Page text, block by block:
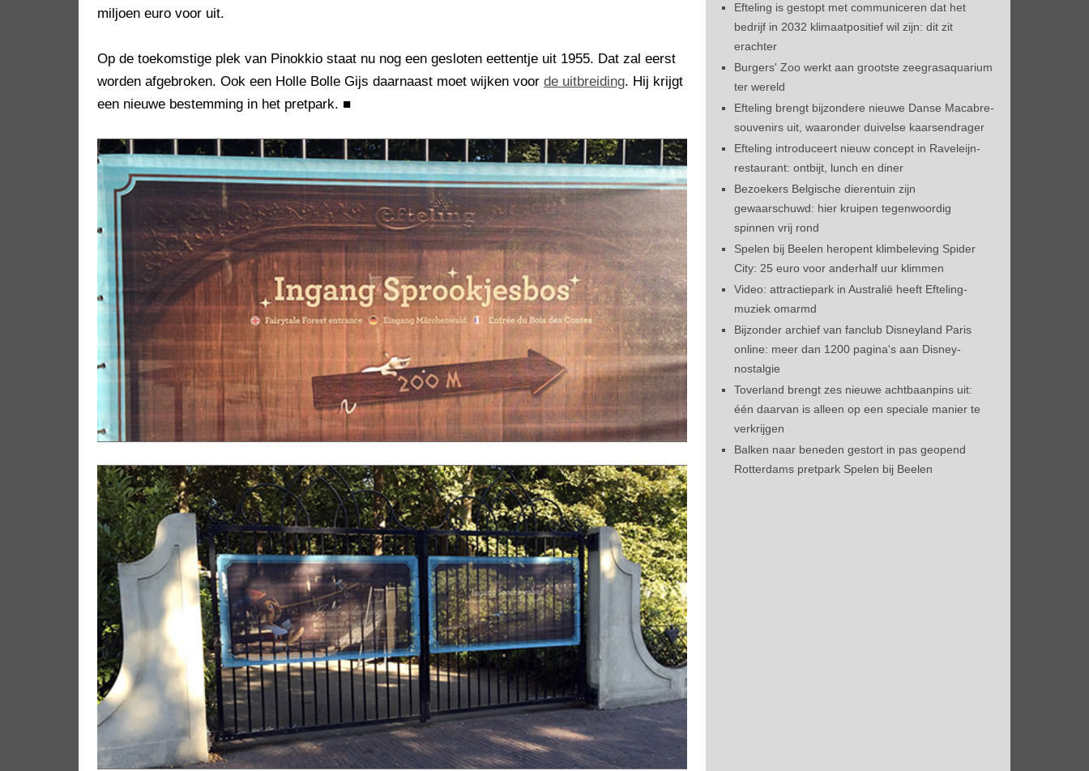
miljoen euro voor uit.
Op de toekomstige plek van Pinokkio staat nu nog een gesloten eettentje uit 1955. Dat zal eerst
worden afgebroken. Ook een Holle Bolle Gijs daarnaast moet wijken voor de uitbreiding. Hij krijgt
een nieuwe bestemming in het pretpark. ■
Efteling is gestopt met communiceren dat het
bedrijf in 2032 klimaatpositief wil zijn: dit zit
erachter
Burgers' Zoo werkt aan grootste zeegrasaquarium
ter wereld
Efteling brengt bijzondere nieuwe Danse Macabre-
souvenirs uit, waaronder duivelse kaarsendrager
Efteling introduceert nieuw concept in Raveleijn-
restaurant: ontbijt, lunch en diner
Bezoekers Belgische dierentuin zijn
gewaarschuwd: hier kruipen tegenwoordig
spinnen vrij rond
Spelen bij Beelen heropent klimbeleving Spider
City: 25 euro voor anderhalf uur klimmen
Video: attractiepark in Australië heeft Efteling-
muziek omarmd
Bijzonder archief van fanclub Disneyland Paris
online: meer dan 1200 pagina's aan Disney-
nostalgie
Toverland brengt zes nieuwe achtbaanpins uit:
één daarvan is alleen op een speciale manier te
verkrijgen
Balken naar beneden gestort in pas geopend
Rotterdams pretpark Spelen bij Beelen